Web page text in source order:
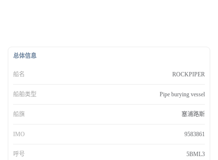
总体信息
船名 ROCKPIPER
船舶类型 Pipe burying vessel
船旗 塞浦路斯
IMO 9583861
呼号 5BML3